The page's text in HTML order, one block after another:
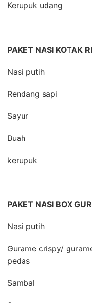
Kerupuk udang
PAKET NASI KOTAK
Nasi putih
Rendang sapi
Sayur
Buah
kerupuk
PAKET NASI BOX
Nasi putih
Gurame crispy/
pedas
Sambal